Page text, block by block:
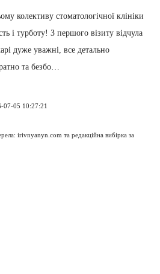
колективу стоматологічної клініки
і турботу! З першого візиту відчула
дуже уважні, все детально
та безбо…
07-05 10:27:21
irivnyanyn.com та редакційна вибірка за